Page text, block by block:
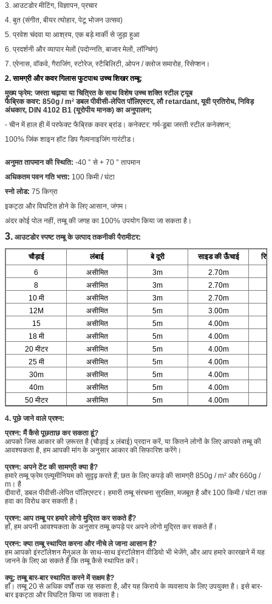
3. आउटडोर मीटिंग, विज्ञापन, प्रचार
4. बुत (संगीत, बीयर त्योहार, पेटू भोजन उत्सव)
5. प्रवेश चंदवा या आश्रय, एक बड़े मार्की से जुड़ा हुआ
6. प्रदर्शनी और व्यापार मेलों (पदोन्नति, बाजार मेलों, लॉन्चिंग)
7. एरेनास, वॉकवे, गैराजिंग, स्टोरेज, स्टैबिलिटी, ओपन / क्लोज समारोह, रिसेप्शन।
2. सामग्री और कवर गिलास फुटपाथ उच्च शिखर तम्बू:
मुख्य फ्रेम: जस्ता चढ़ाया या चित्रित के साथ विशेष उच्च शक्ति स्टील ट्यूब
फैब्रिक कवर: 850g / m² डबल पीवीसी-लेपित पॉलिएस्टर, लौ retardant, यूवी प्रतिरोध, निविड़
अंधकार, DIN 4102 B1 (यूरोपीय मानक) का अनुपालन;
- चीन में हाल ही में परफेक्ट फैब्रिक कवर ब्रांड। कनेक्टर: गर्म-डूबा जस्ती स्टील कनेक्शन;
100% जिंक शाइन हॉट डिप गैल्वनाइजिंग गारंटीड।
अनुमत तापमान की स्थिति: -40 ° से + 70 ° तापमान
अधिकतम पवन गति भत्ता: 100 किमी / घंटा
स्नो लोड: 75 किग्रा
इकट्ठा और विघटित होने के लिए आसान, जंगम।
अंदर कोई पोल नहीं, तम्बू की जगह का 100% उपयोग किया जा सकता है।
3. आउटडोर स्पष्ट तम्बू के उत्पाद तकनीकी पैरामीटर:
चौड़ाई लंबाई बे दूरी साइड की ऊँचाई
6
असीमित 3m 2.70m
8
असीमित 3m 2.70m
10 मी
असीमित 3m 2.70m
12M
असीमित 5m 3.00m
15
असीमित 5m 4.00m
18 मी
असीमित 5m 4.00m
20 मीटर
असीमित 5m 4.00m
25 मी
असीमित 5m 4.00m
30m
असीमित 5m 4.00m
40m
असीमित 5m 4.00m
50 मीटर
असीमित 5m 4.00m
4. पूछे जाने वाले प्रश्न:
प्रश्न: मैं कैसे पूछताछ कर सकता हूं?
आपको जिस आकार की ज़रूरत है (चौड़ाई x लंबाई) प्रदान करें, या कितने लोगों के लिए आपको तम्बू की
आवश्यकता है, हम आपकी मांग के अनुसार आकार की सिफारिश करेंगे।
प्रश्न: अपने टेंट की सामग्री क्या है?
हमारे तम्बू फ्रेम एल्यूमीनियम को सुदृढ़ करते हैं; छत के लिए कपड़े की सामग्री 850g / m² और 660g /
m। है
दीवारों, डबल पीवीसी-लेपित पॉलिएस्टर। हमारी तम्बू संरचना सुरक्षित, मजबूत है और 100 किमी / घंटा तक
हवा का विरोध कर सकती है।
प्रश्न: आप तम्बू पर हमारे लोगो मुद्रित कर सकते हैं?
हाँ, हम अपनी आवश्यकता के अनुसार तम्बू कपड़े पर अपने लोगो मुद्रित कर सकते हैं।
प्रश्न: क्या तम्बू स्थापित करना और नीचे ले जाना आसान है?
हम आपको इंस्टॉलेशन मैनुअल के साथ-साथ इंस्टॉलेशन वीडियो भी भेजेंगे, और आप हमारे कारखाने में यह
जानने के लिए आ सकते हैं कि तम्बू कैसे स्थापित करें।
क्यू: तम्बू बार-बार स्थापित करने में सक्षम है?
हाँ। तम्बू 20 से अधिक वर्षों तक रह सकता है, और यह किराये के व्यवसाय के लिए उपयुक्त है। इसे बार-
बार इकट्ठा और विघटित किया जा सकता है।